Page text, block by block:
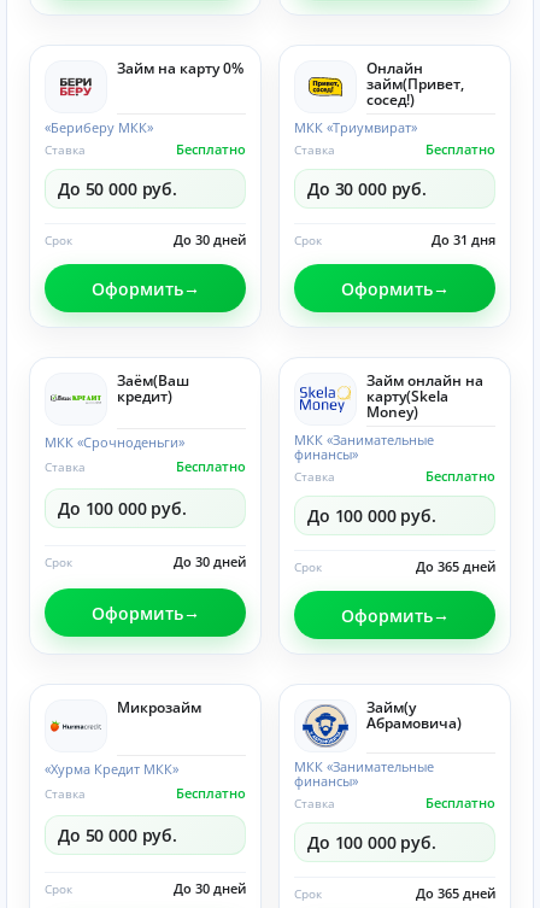
Займ на карту 0%
«Бериберу МКК»
Бесплатно
Ставка
До 50 000 руб.
До 30 дней
Срок
Оформить
Онлайн
займ(Привет,
сосед!)
МКК «Триумвират»
Бесплатно
Ставка
До 30 000 руб.
До 31 дня
Срок
Оформить
Заём(Ваш
кредит)
МКК «Срочноденьги»
Бесплатно
Ставка
До 100 000 руб.
До 30 дней
Срок
Оформить
Займ онлайн на
карту(Skela
Money)
МКК «Занимательные
финансы»
Бесплатно
Ставка
До 100 000 руб.
До 365 дней
Срок
Оформить
Микрозайм
«Хурма Кредит МКК»
Бесплатно
Ставка
До 50 000 руб.
До 30 дней
Срок
Займ(у
Абрамовича)
МКК «Занимательные
финансы»
Бесплатно
Ставка
До 100 000 руб.
До 365 дней
Срок